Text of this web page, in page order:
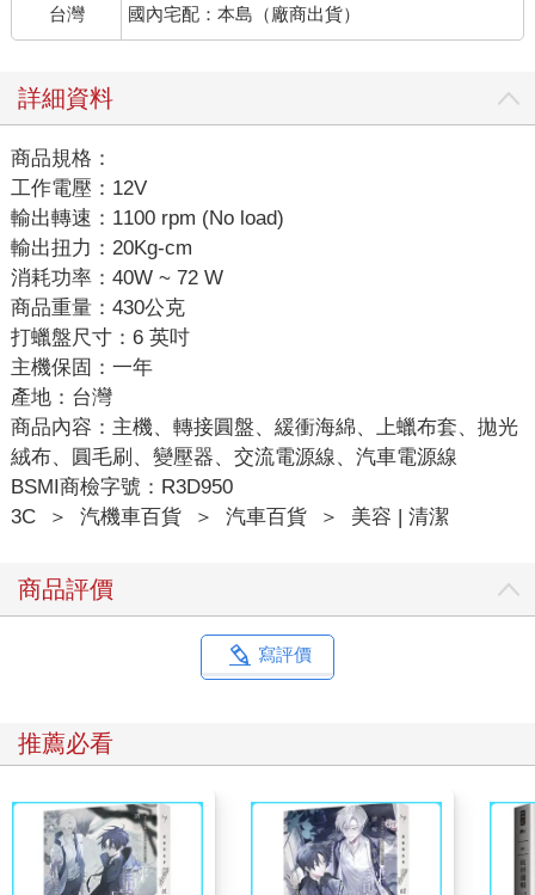
台灣 國內宅配：本島（廠商出貨）
詳細資料
商品規格：
工作電壓：12V
輸出轉速：1100 rpm (No load)
輸出扭力：20Kg-cm
消耗功率：40W ~ 72 W
商品重量：430公克
打蠟盤尺寸：6 英吋
主機保固：一年
產地：台灣
商品內容：主機、轉接圓盤、緩衝海綿、上蠟布套、拋光
絨布、圓毛刷、變壓器、交流電源線、汽車電源線
BSMI商檢字號：R3D950
3C
＞ 汽機車百貨 ＞ 汽車百貨 ＞ 美容 | 清潔
商品評價
寫評價
推薦必看